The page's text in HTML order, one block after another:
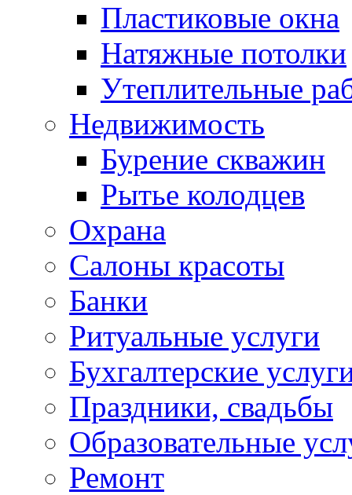
Пластиковые окна
Натяжные потолки
Утеплительные
Недвижимость
Бурение скважин
Рытье колодцев
Охрана
Салоны красоты
Банки
Ритуальные услуги
Бухгалтерские
Праздники, свадьбы
Образовательные
Ремонт